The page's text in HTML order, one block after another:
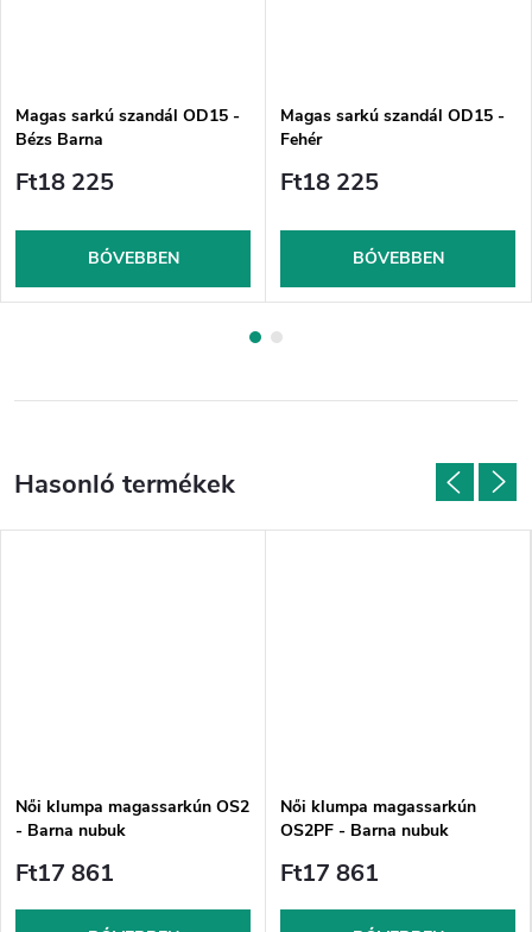
Magas sarkú szandál OD15 -
Bézs Barna
Ft18 225
BŐVEBBEN
Magas sarkú szandál OD15 -
Fehér
Ft18 225
BŐVEBBEN
Női klumpa magassarkún OS2
- Barna nubuk
Ft17 861
Női klumpa magassarkún
OS2PF - Barna nubuk
Ft17 861